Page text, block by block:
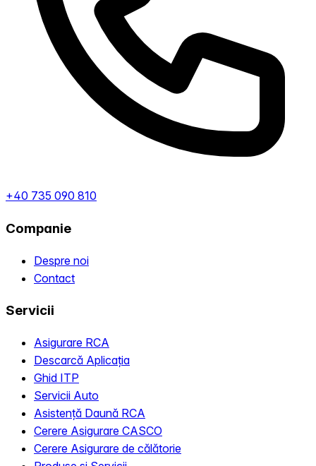
+40 735 090 810
Companie
Despre noi
Contact
Servicii
Asigurare RCA
Descarcă Aplicația
Ghid ITP
Servicii Auto
Asistență Daună RCA
Cerere Asigurare CASCO
Cerere Asigurare de călătorie